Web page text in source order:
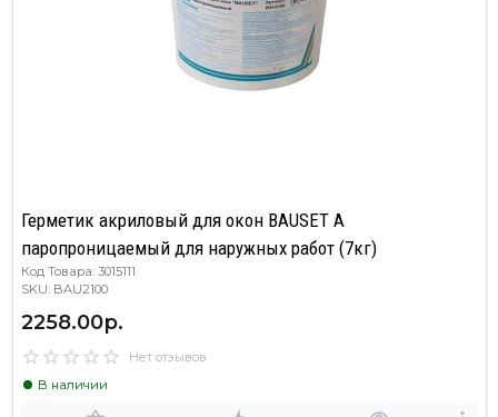
Герметик акриловый для окон BAUSET A
паропроницаемый для наружных работ (7кг)
Код Товара: 3015111
SKU: BAU2100
2258.00р.
Нет отзывов
В наличии